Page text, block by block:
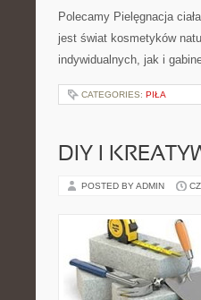
Polecamy Pielęgnacja
jest świat kosmetyków
indywidualnych, jak i
CATEGORIES: PIŁA
DIY I
POSTED BY ADMIN